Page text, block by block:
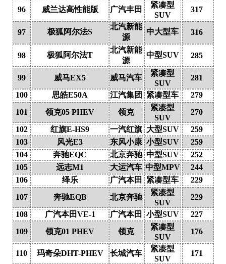
96 威兰达高性能版 广汽丰田
紧凑型
SUV
317
97 极狐阿尔法S
北汽新能
源
中大型车 316
98 极狐阿尔法T
北汽新能
源
中型SUV 285
99 威马EX5 威马汽车
紧凑型
SUV
281
100
思皓E50A 江汽集团 紧凑型车
279
101
领克05 PHEV 领克
紧凑型
SUV
270
102
红旗E-HS9 一汽红旗 大型SUV
259
103
风光E3 东风小康 小型SUV
259
104
奔驰EQC 北京奔驰 中型SUV
252
105
远志M1 大运汽车 中型MPV
244
106
绎乐 广汽本田 紧凑型车
229
107
奔驰EQB 北京奔驰
紧凑型
SUV
229
108
广汽本田VE-1 广汽本田 小型SUV
227
109
领克01 PHEV 领克
紧凑型
SUV
176
110 玛奇朵DHT-PHEV 长城汽车
紧凑型
SUV
171